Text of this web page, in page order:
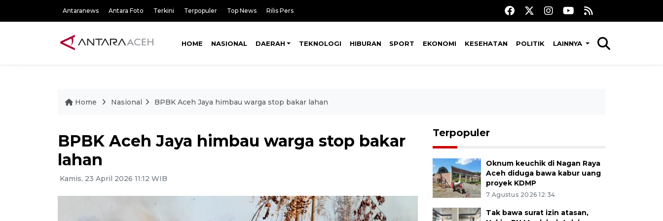
Antaranews Antara Foto Terkini Terpopuler Top News Rilis Pers
HOME NASIONAL DAERAH TEKNOLOGI HIBURAN SPORT EKONOMI KESEHATAN POLITIK LAINNYA
Home Nasional BPBK Aceh Jaya himbau warga stop bakar lahan
BPBK Aceh Jaya himbau warga stop bakar
lahan
Kamis, 23 April 2026 11:12 WIB
Terpopuler
Oknum keuchik di Nagan Raya
Aceh diduga bawa kabur uang
proyek KDMP
7 Agustus 2026 12:34
Tak bawa surat izin atasan,